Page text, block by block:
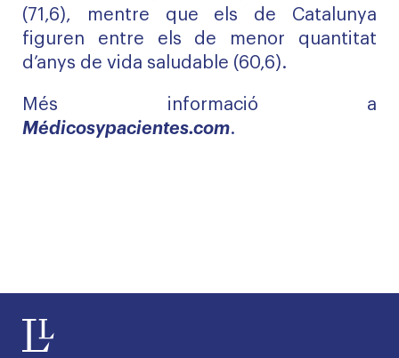
(71,6), mentre que els de Catalunya
figuren entre els de menor quantitat
d’anys de vida saludable (60,6).
Més informació a
Médicosypacientes.com.